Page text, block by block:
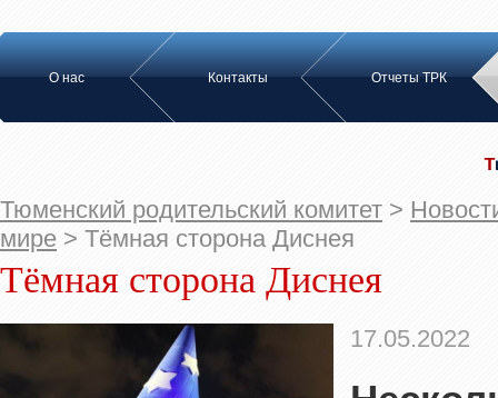
О нас Контакты Отчеты ТРК
Тюменский родительский комитет >
мире > Тёмная сторона Диснея
Тёмная сторона Диснея
17.05.2022